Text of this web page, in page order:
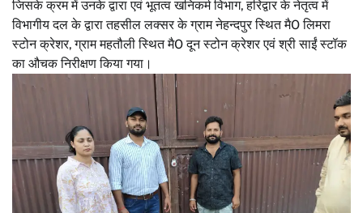
जिसके क्रम में उनके द्वारा एवं भूतत्व खनिकर्म विभाग, हरिद्वार के नेतृत्व में
विभागीय दल के द्वारा तहसील लक्सर के ग्राम नेहन्दपुर स्थित मै0 लिमरा
स्टोन क्रेशर, ग्राम महतौली स्थित मै0 दून स्टोन क्रेशर एवं श्री साईं स्टॉक
का औचक निरीक्षण किया गया।